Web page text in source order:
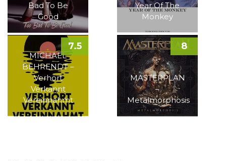
Bad To Be
Good
Year Of The
Monkey
MICHAEL
BEHRENDT –
Verhört
Verkannt
Vereinnahmt
7.5
MASTERPLAN
–
Metalmorphosis
8